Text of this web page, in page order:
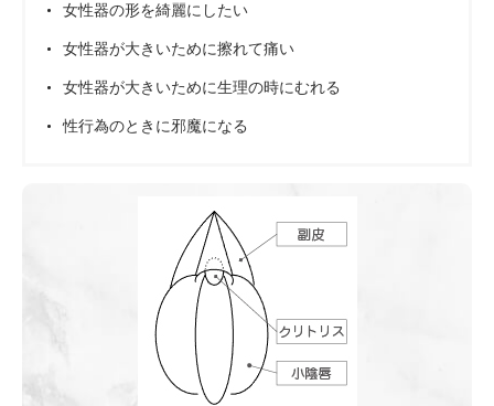
女性器の形を綺麗にしたい
女性器が大きいために擦れて痛い
女性器が大きいために生理の時にむれる
性行為のときに邪魔になる